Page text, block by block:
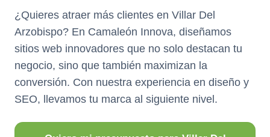
¿Quieres atraer más clientes en Villar Del
Arzobispo? En Camaleón Innova, diseñamos
sitios web innovadores que no solo destacan tu
negocio, sino que también maximizan la
conversión. Con nuestra experiencia en diseño y
SEO, llevamos tu marca al siguiente nivel.